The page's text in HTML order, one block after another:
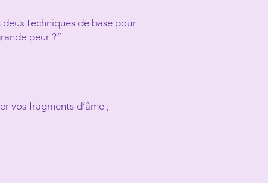
techniques de base pour
peur ?”
vos fragments d’âme ;